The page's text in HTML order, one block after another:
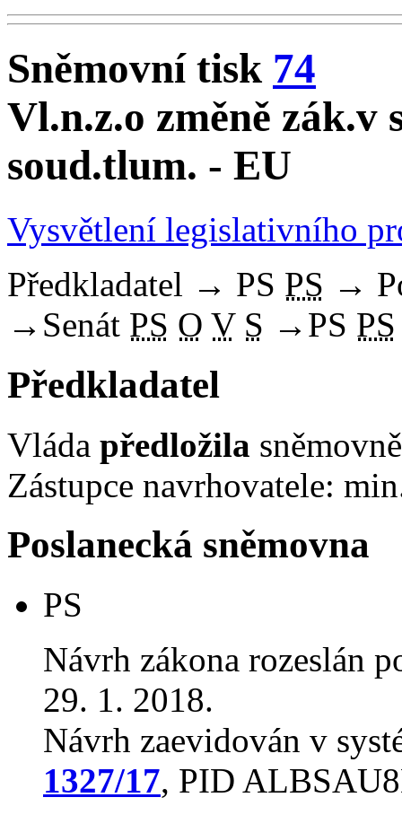
Sněmovní tisk 74
Vl.n.z.o změně zák.v
soud.tlum. - EU
Vysvětlení legislativního
Předkladatel → PS PS →
→ Senát PS O V S → PS PS
Předkladatel
Vláda předložila
Zástupce navrhovatele:
Poslanecká sněmovna
PS
Návrh zákona rozeslán
29. 1. 2018.
Návrh zaevidován v
1327/17, PID